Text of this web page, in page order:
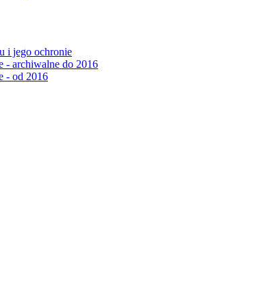
i jego ochronie
- archiwalne do 2016
- od 2016